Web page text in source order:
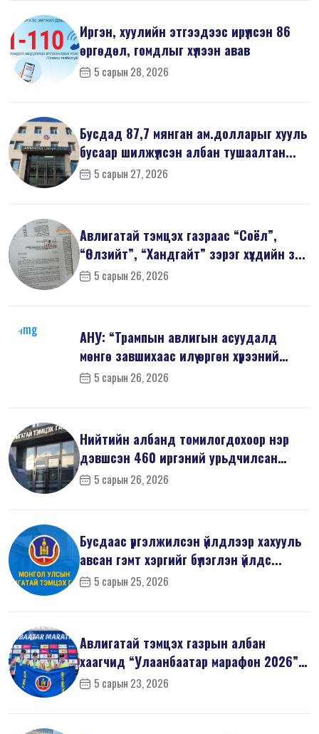
Иргэн, хуулийн этгээдээс ирүүлсэн 86
өргөдөл, гомдлыг хүлээн авав
5 сарын 28, 2026
Бусдад 87,7 мянган ам.долларыг хууль
бусаар шилжүүлсэн албан тушаалтан...
5 сарын 27, 2026
Авлигатай тэмцэх газраас “Соёл”,
“Өлзийт”, “Хандгайт” зэрэг хүүхдийн з...
5 сарын 26, 2026
АНУ: “Трампын авлигын асуудалд
мөнгө завшихаас илүү өргөн хүрээний
шин...
5 сарын 26, 2026
Нийтийн албанд томилогдохоор нэр
дэвшсэн 460 иргэний урьдчилсан
мэдүүл...
5 сарын 26, 2026
Бусдаас үргэлжилсэн үйлдлээр хахууль
авсан гэмт хэргийг бүлэглэн үйлдс...
5 сарын 25, 2026
Авлигатай тэмцэх газрын албан
хаагчид “Улаанбаатар марафон 2026”-
д оро...
5 сарын 23, 2026